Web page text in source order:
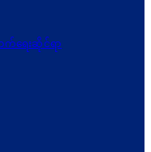
ရေးဆိုင်ရာ